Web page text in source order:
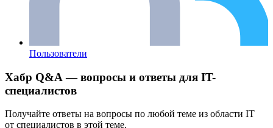
Пользователи
Хабр Q&A — вопросы и ответы для IT-
специалистов
Получайте ответы на вопросы по любой теме из области IT
от специалистов в этой теме.